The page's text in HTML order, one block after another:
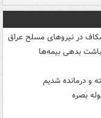
شکاف در نیروهای مسلح عراق
بدهی بیمه‌ها
بصره